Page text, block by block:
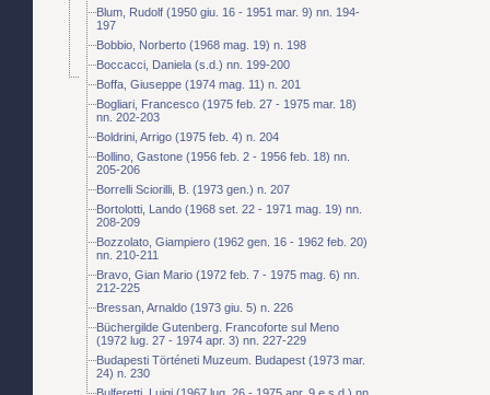
Blum, Rudolf (1950 giu. 16 - 1951 mar. 9) nn. 194-
197
Bobbio, Norberto (1968 mag. 19) n. 198
Boccacci, Daniela (s.d.) nn. 199-200
Boffa, Giuseppe (1974 mag. 11) n. 201
Bogliari, Francesco (1975 feb. 27 - 1975 mar. 18)
nn. 202-203
Boldrini, Arrigo (1975 feb. 4) n. 204
Bollino, Gastone (1956 feb. 2 - 1956 feb. 18) nn.
205-206
Borrelli Sciorilli, B. (1973 gen.) n. 207
Bortolotti, Lando (1968 set. 22 - 1971 mag. 19) nn.
208-209
Bozzolato, Giampiero (1962 gen. 16 - 1962 feb. 20)
nn. 210-211
Bravo, Gian Mario (1972 feb. 7 - 1975 mag. 6) nn.
212-225
Bressan, Arnaldo (1973 giu. 5) n. 226
Büchergilde Gutenberg. Francoforte sul Meno
(1972 lug. 27 - 1974 apr. 3) nn. 227-229
Budapesti Történeti Muzeum. Budapest (1973 mar.
24) n. 230
Bulferetti, Luigi (1967 lug. 26 - 1975 apr. 9 e s.d.) nn.